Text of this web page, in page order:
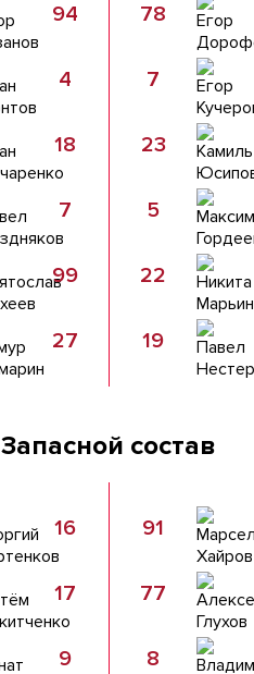
94
4
18
7
99
27
78
7
23
5
22
19
Запасной состав
16
17
9
91
77
8